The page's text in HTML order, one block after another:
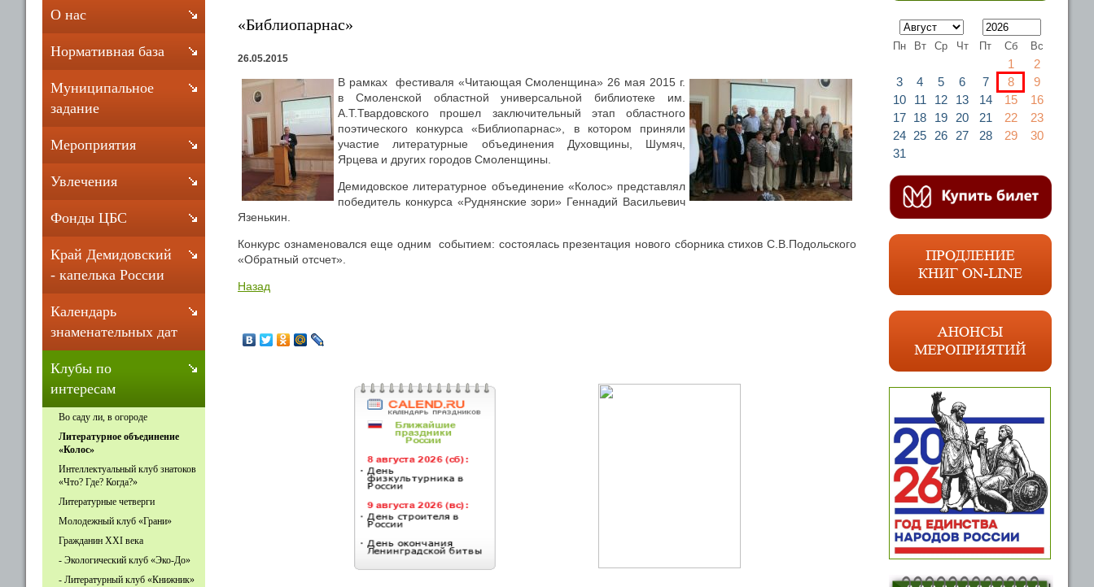
«Библиопарнас»
26.05.2015
В рамках фестиваля «Читающая Смоленщина» 26 мая 2015 г.
в Смоленской областной универсальной библиотеке им.
А.Т.Твардовского прошел заключительный этап областного
поэтического конкурса «Библиопарнас», в котором приняли
участие литературные объединения Духовщины, Шумяч,
Ярцева и других городов Смоленщины.
Демидовское литературное объединение «Колос» представлял
победитель конкурса «Руднянские зори» Геннадий Васильевич
Язенькин.
Конкурс ознаменовался еще одним событием: состоялась презентация нового сборника стихов С.В.Подольского
«Обратный отсчет».
Назад
О нас
Нормативная база
Муниципальное
задание
Мероприятия
Увлечения
Фонды ЦБС
Край Демидовский
- капелька России
Календарь
знаменательных дат
Клубы по
интересам
Во саду ли, в огороде
Литературное объединение
«Колос»
Интеллектуальный клуб знатоков
«Что? Где? Когда?»
Литературные четверги
Молодежный клуб «Грани»
Гражданин XXI века
- Экологический клуб «Эко-До»
- Литературный клуб «Книжник»
Пн Вт Ср Чт Пт Сб Вс
1
2
3
4 5 6 7 8
9
10
11 12 13 14 15
16
17 18 19 20 21 22
23
24 25 26 27 28 29
30
31